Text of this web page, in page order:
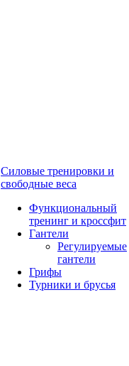
Силовые тренировки и
свободные веса
Функциональный
тренинг и кроссфит
Гантели
Регулируемые
гантели
Грифы
Турники и брусья